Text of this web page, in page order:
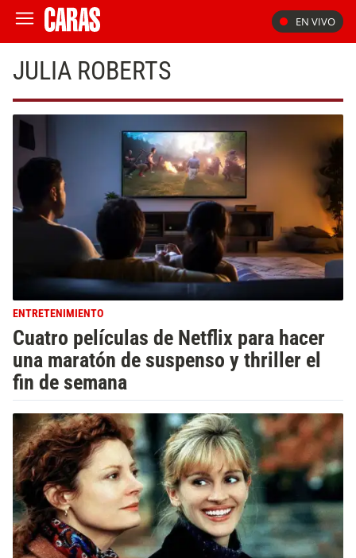
EN VIVO
JULIA ROBERTS
ENTRETENIMIENTO
Cuatro películas de Netflix para hacer
una maratón de suspenso y thriller el
fin de semana